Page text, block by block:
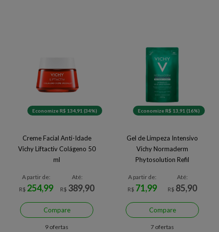
Economize R$ 134,91 (34%)
Creme Facial Anti-Idade
Vichy Liftactiv Colágeno 50
ml
A partir de:
R$ 254,99
Até:
R$ 389,90
Compare
9 ofertas
Economize R$ 13,91 (16%)
Gel de Limpeza Intensivo
Vichy Normaderm
Phytosolution Refil
A partir de:
R$ 71,99
Até:
R$ 85,90
Compare
7 ofertas